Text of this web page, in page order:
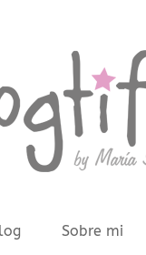
Sobre mi